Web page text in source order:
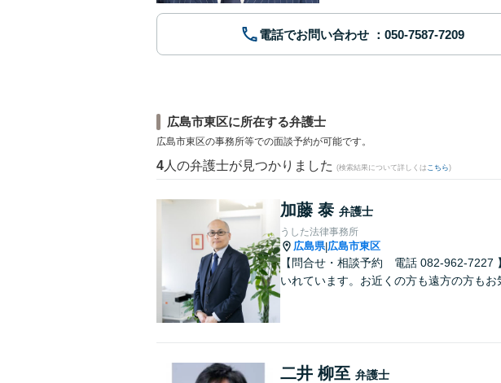
電話でお問い合わせ
広島市東区に所在する弁護士
広島市東区の事務所等での面談予約が可能です。
4 人の弁護士が見つかりました (検索結果について詳しくは こちら)
加藤 泰 弁護士
うした法律事務所
広島県|広島市東区
【問合せ・相談予約 電話 082-962-7227
いれています。お近くの方も遠方の方も
二井 柳至 弁護士